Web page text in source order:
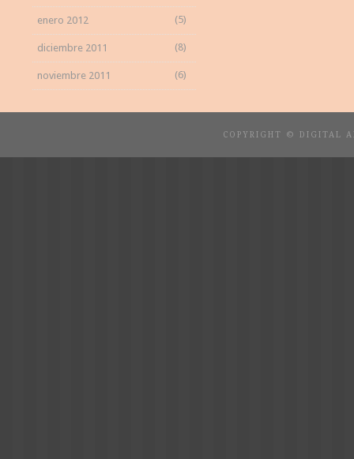
enero 2012 (5)
diciembre 2011 (8)
noviembre 2011 (6)
COPYRIGHT © DIGITAL